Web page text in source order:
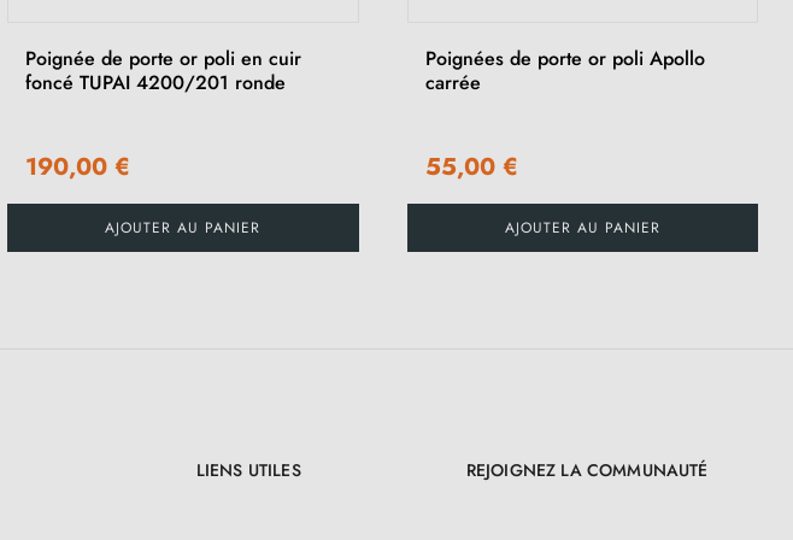
Poignée de porte or poli en cuir
foncé TUPAI 4200/201 ronde
190,00 €
AJOUTER AU PANIER
Poignées de porte or poli Apollo
carrée
55,00 €
AJOUTER AU PANIER
LIENS UTILES REJOIGNEZ LA COMMUNAUTÉ